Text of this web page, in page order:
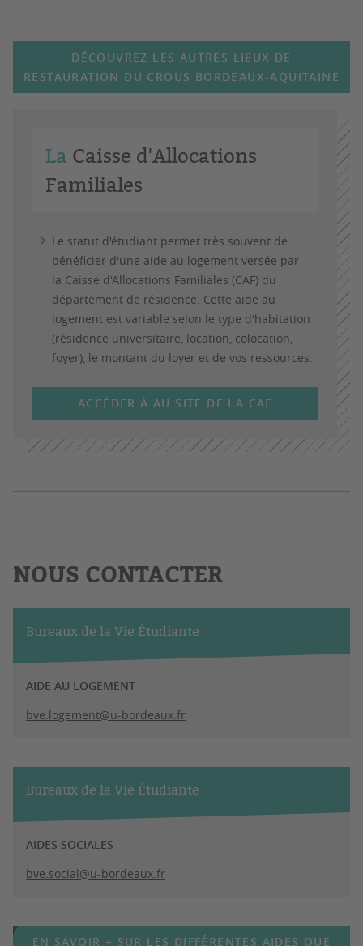
DÉCOUVREZ LES AUTRES LIEUX DE
RESTAURATION DU CROUS BORDEAUX-AQUITAINE
La Caisse d'Allocations
Familiales
Le statut d'étudiant permet très souvent de
bénéficier d'une aide au logement versée par
la Caisse d'Allocations Familiales (CAF) du
département de résidence. Cette aide au
logement est variable selon le type d'habitation
(résidence universitaire, location, colocation,
foyer), le montant du loyer et de vos ressources.
ACCÉDER À AU SITE DE LA CAF
NOUS CONTACTER
Bureaux de la Vie Étudiante
AIDE AU LOGEMENT
bve.logement@u-bordeaux.fr
Bureaux de la Vie Étudiante
AIDES SOCIALES
bve.social@u-bordeaux.fr
EN SAVOIR + SUR LES DIFFÉRENTES AIDES QUE